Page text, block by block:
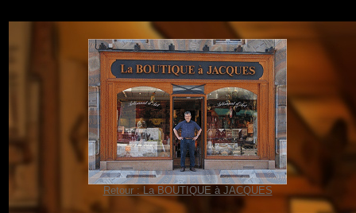
Retour : La BOUTIQUE à JACQUES